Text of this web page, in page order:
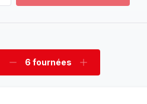
Supprimer
6 fournées
Ajouter